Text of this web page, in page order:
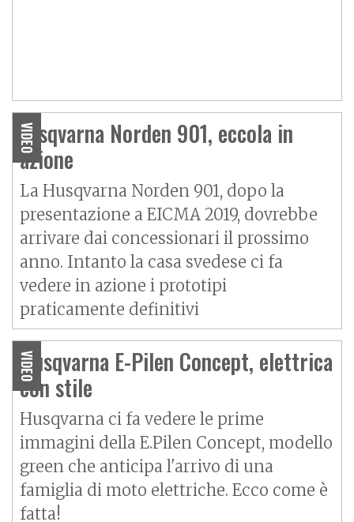
VIDEO
Hisqvarna Norden 901, eccola in
azione
La Husqvarna Norden 901, dopo la
presentazione a EICMA 2019, dovrebbe
arrivare dai concessionari il prossimo
anno. Intanto la casa svedese ci fa
vedere in azione i prototipi
praticamente definitivi
VIDEO
Husqvarna E-Pilen Concept, elettrica
con stile
Husqvarna ci fa vedere le prime
immagini della E.Pilen Concept, modello
green che anticipa l'arrivo di una
famiglia di moto elettriche. Ecco come è
fatta!